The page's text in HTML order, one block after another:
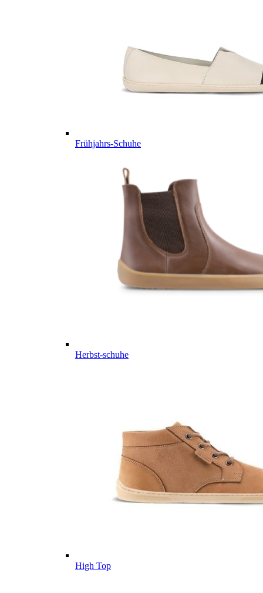
Frühjahrs-Schuhe
Herbst-schuhe
High Top